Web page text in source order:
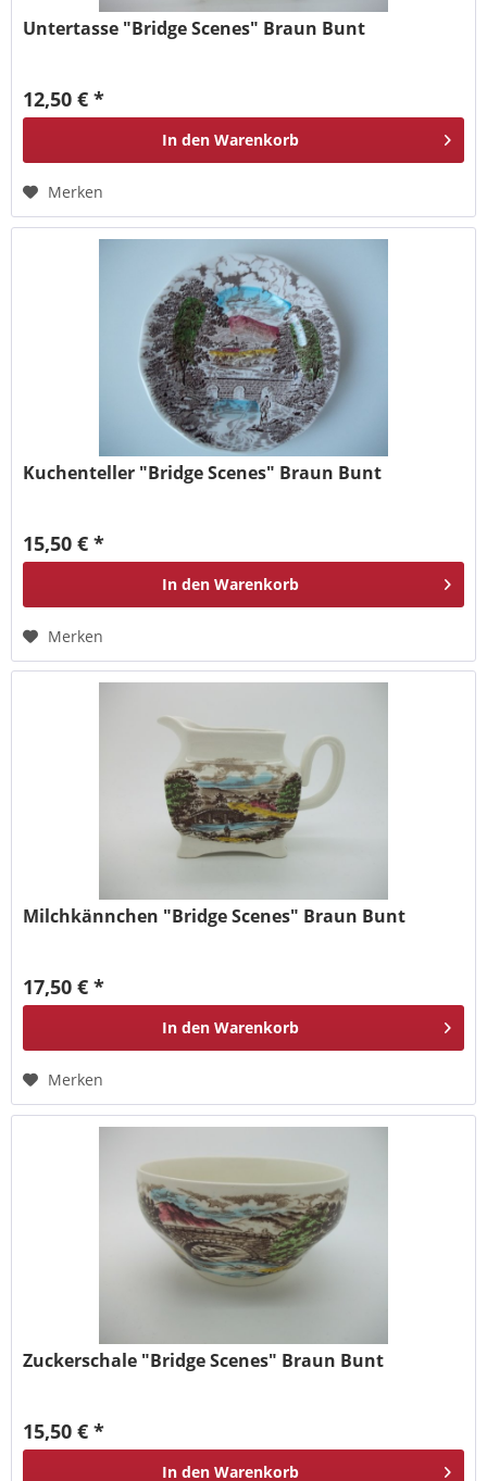
Untertasse "Bridge Scenes" Braun Bunt
12,50 € *
In den Warenkorb
Merken
Kuchenteller "Bridge Scenes" Braun Bunt
15,50 € *
In den Warenkorb
Merken
Milchkännchen "Bridge Scenes" Braun Bunt
17,50 € *
In den Warenkorb
Merken
Zuckerschale "Bridge Scenes" Braun Bunt
15,50 € *
In den Warenkorb